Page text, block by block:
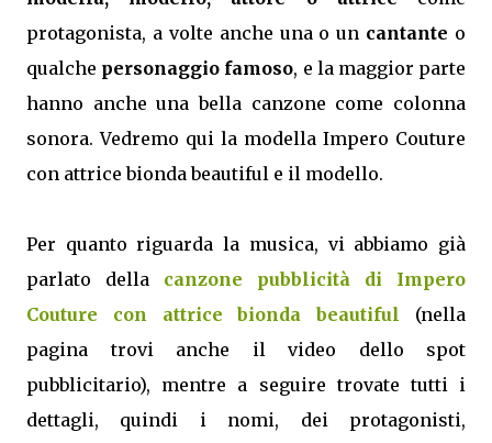
protagonista, a volte anche una o un cantante o
qualche personaggio famoso, e la maggior parte
hanno anche una bella canzone come colonna
sonora. Vedremo qui la modella Impero Couture
con attrice bionda beautiful e il modello.
Per quanto riguarda la musica, vi abbiamo già
parlato della canzone pubblicità di Impero
Couture con attrice bionda beautiful (nella
pagina trovi anche il video dello spot
pubblicitario), mentre a seguire trovate tutti i
dettagli, quindi i nomi, dei protagonisti,